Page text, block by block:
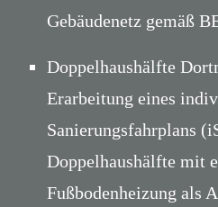
Gebäudenetz gemäß
Doppelhaushälfte
Erarbeitung eines
Sanierungsfahrplans
Doppelhaushälfte mit
Fußbodenheizung als